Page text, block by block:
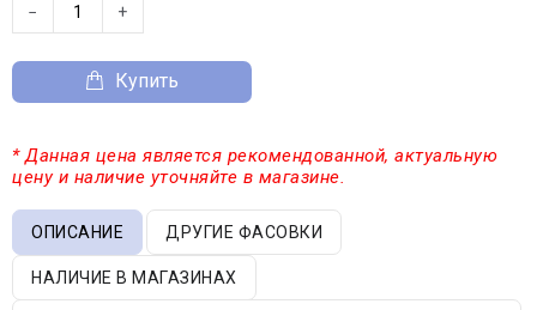
− +
Купить
* Данная цена является рекомендованной, актуальную
цену и наличие уточняйте в магазине.
ОПИСАНИЕ ДРУГИЕ ФАСОВКИ
НАЛИЧИЕ В МАГАЗИНАХ